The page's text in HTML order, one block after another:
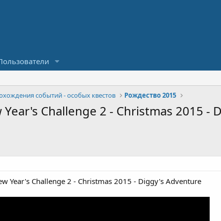
событий - особых квестов Рождество 2015
Challenge 2 - Christmas 2015 -
Year's Challenge 2 - Christmas 2015 - Diggy's Adventure